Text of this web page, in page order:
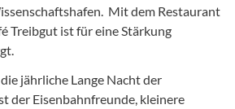
Mit dem Restaurant
Treibgut ist für eine Stärkung
jährliche Lange Nacht der
der Eisenbahnfreunde, kleinere